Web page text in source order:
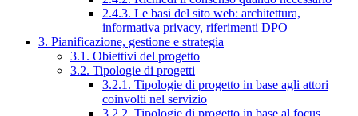
2.4.3. Le basi del sito web: architettura,
informativa privacy, riferimenti DPO
3. Pianificazione, gestione e strategia
3.1. Obiettivi del progetto
3.2. Tipologie di progetti
3.2.1. Tipologie di progetto in base agli attori
coinvolti nel servizio
3.2.2. Tipologie di progetto in base al focus